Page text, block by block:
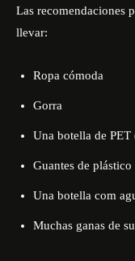
Las recomendaciones
llevar:
Ropa cómoda
Gorra
Una botella de
Guantes de plástico
Una botella com
Muchas ganas de